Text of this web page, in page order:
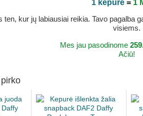
1 kepurė= 1
kur jų labiausiai reikia. Tavo
visiems.
Mes jau pasodinome
Ačiū!